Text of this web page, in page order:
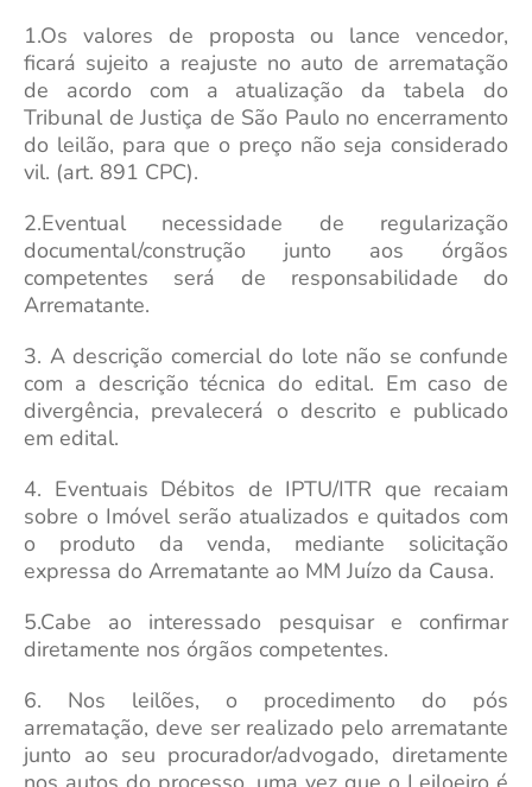
1.Os valores de proposta ou lance vencedor,
ficará sujeito a reajuste no auto de arrematação
de acordo com a atualização da tabela do
Tribunal de Justiça de São Paulo no encerramento
do leilão, para que o preço não seja considerado
vil. (art. 891 CPC).
2.Eventual necessidade de regularização
documental/construção junto aos órgãos
competentes será de responsabilidade do
Arrematante.
3. A descrição comercial do lote não se confunde
com a descrição técnica do edital. Em caso de
divergência, prevalecerá o descrito e publicado
em edital.
4. Eventuais Débitos de IPTU/ITR que recaiam
sobre o Imóvel serão atualizados e quitados com
o produto da venda, mediante solicitação
expressa do Arrematante ao MM Juízo da Causa.
5.Cabe ao interessado pesquisar e confirmar
diretamente nos órgãos competentes.
6. Nos leilões, o procedimento do pós
arrematação, deve ser realizado pelo arrematante
junto ao seu procurador/advogado, diretamente